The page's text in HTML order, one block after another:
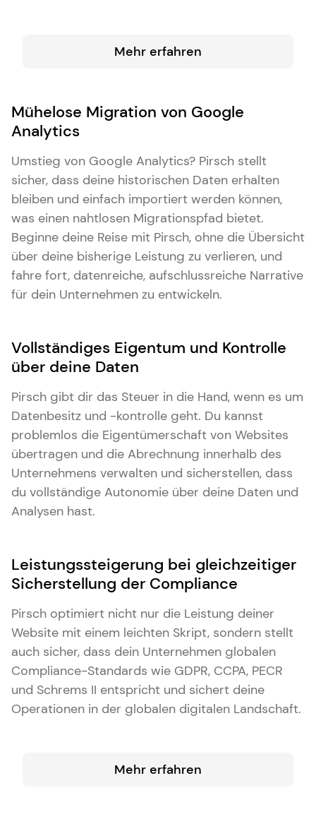
Mehr erfahren
Mühelose Migration von Google
Analytics
Umstieg von Google Analytics? Pirsch stellt
sicher, dass deine historischen Daten erhalten
bleiben und einfach importiert werden können,
was einen nahtlosen Migrationspfad bietet.
Beginne deine Reise mit Pirsch, ohne die Übersicht
über deine bisherige Leistung zu verlieren, und
fahre fort, datenreiche, aufschlussreiche Narrative
für dein Unternehmen zu entwickeln.
Vollständiges Eigentum und Kontrolle
über deine Daten
Pirsch gibt dir das Steuer in die Hand, wenn es um
Datenbesitz und -kontrolle geht. Du kannst
problemlos die Eigentümerschaft von Websites
übertragen und die Abrechnung innerhalb des
Unternehmens verwalten und sicherstellen, dass
du vollständige Autonomie über deine Daten und
Analysen hast.
Leistungssteigerung bei gleichzeitiger
Sicherstellung der Compliance
Pirsch optimiert nicht nur die Leistung deiner
Website mit einem leichten Skript, sondern stellt
auch sicher, dass dein Unternehmen globalen
Compliance-Standards wie GDPR, CCPA, PECR
und Schrems II entspricht und sichert deine
Operationen in der globalen digitalen Landschaft.
Mehr erfahren